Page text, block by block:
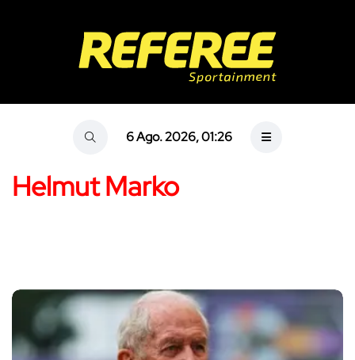
6 Ago. 2026, 01:26
Helmut Marko